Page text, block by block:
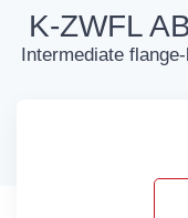
K-ZWFL
Intermediate